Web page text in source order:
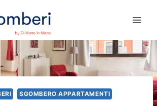
SGOMBERO APPARTAMENTI